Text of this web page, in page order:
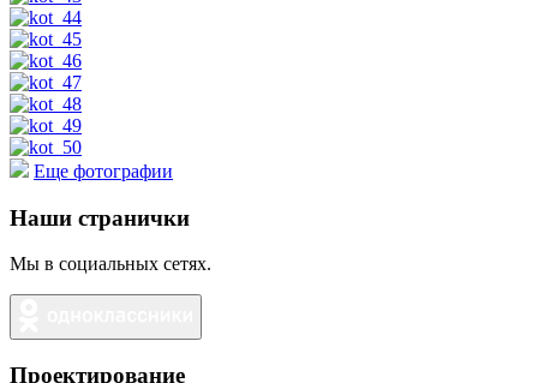
Еще фотографии
Наши странички
Мы в социальных сетях.
Проектирование